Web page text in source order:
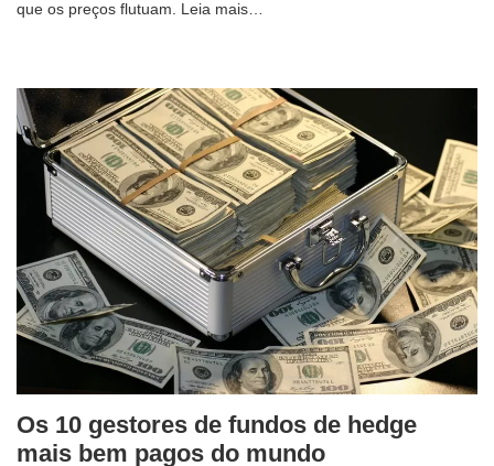
que os preços flutuam. Leia mais…
Os 10 gestores de fundos de hedge
mais bem pagos do mundo